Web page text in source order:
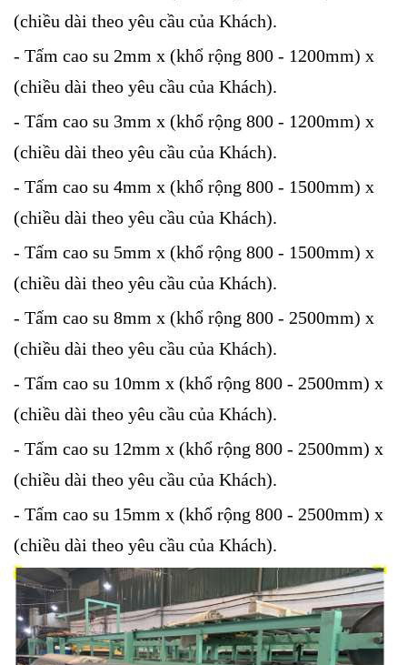
(chiều dài theo yêu cầu của Khách).
- Tấm cao su 2mm x (khổ rộng 800 - 1200mm) x
(chiều dài theo yêu cầu của Khách).
- Tấm cao su 3mm x (khổ rộng 800 - 1200mm) x
(chiều dài theo yêu cầu của Khách).
- Tấm cao su 4mm x (khổ rộng 800 - 1500mm) x
(chiều dài theo yêu cầu của Khách).
- Tấm cao su 5mm x (khổ rộng 800 - 1500mm) x
(chiều dài theo yêu cầu của Khách).
- Tấm cao su 8mm x (khổ rộng 800 - 2500mm) x
(chiều dài theo yêu cầu của Khách).
- Tấm cao su 10mm x (khổ rộng 800 - 2500mm) x
(chiều dài theo yêu cầu của Khách).
- Tấm cao su 12mm x (khổ rộng 800 - 2500mm) x
(chiều dài theo yêu cầu của Khách).
- Tấm cao su 15mm x (khổ rộng 800 - 2500mm) x
(chiều dài theo yêu cầu của Khách).